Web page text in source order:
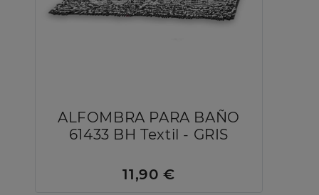
ALFOMBRA PARA BAÑO
61433 BH Textil - GRIS
11,90 €